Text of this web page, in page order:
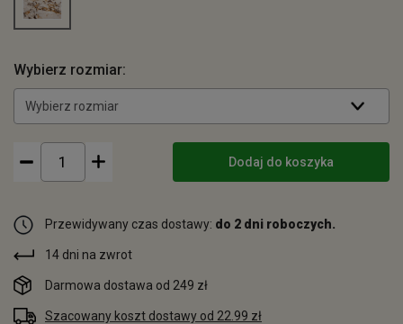
Wybierz rozmiar:
Wybierz rozmiar
Dodaj do koszyka
Przewidywany czas dostawy: do 2 dni roboczych.
14 dni na zwrot
Darmowa dostawa od 249 zł
Szacowany koszt dostawy od 22.99 zł